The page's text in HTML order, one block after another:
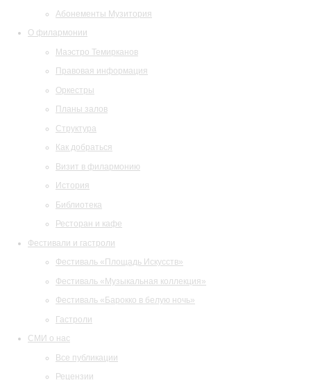
Абонементы Музитория
О филармонии
Маэстро Темирканов
Правовая информация
Оркестры
Планы залов
Структура
Как добраться
Визит в филармонию
История
Библиотека
Ресторан и кафе
Фестивали и гастроли
Фестиваль «Площадь Искусств»
Фестиваль «Музыкальная коллекция»
Фестиваль «Барокко в белую ночь»
Гастроли
СМИ о нас
Все публикации
Рецензии